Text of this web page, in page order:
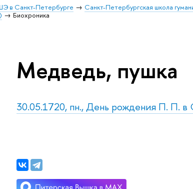
в Санкт-Петербурге Санкт-Петербургская школа
Биохроника
Медведь, пушка
30.05.1720, пн., День рождения П. П.